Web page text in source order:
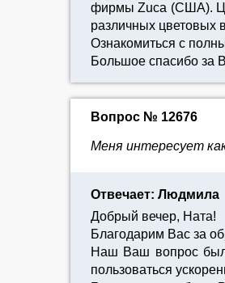
фирмы Zuca (США).
различных цветовых
Ознакомиться с
Большое спасибо за
Вопрос № 12676
Меня интересует
Отвечает: Людмила
Добрый вечер, Ната!
Благодарим Вас за
Наш Ваш вопрос
пользоваться